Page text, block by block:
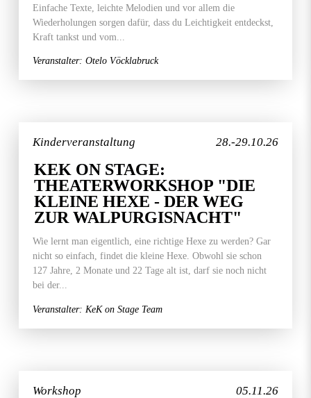
Einfache Texte, leichte Melodien und vor allem die
Wiederholungen sorgen dafür, dass du Leichtigkeit entdeckst,
Kraft tankst und vom...
Veranstalter: Otelo Vöcklabruck
28.-29.10.26
Kinderveranstaltung
KEK ON STAGE:
THEATERWORKSHOP "DIE
KLEINE HEXE - DER WEG
ZUR WALPURGISNACHT"
Wie lernt man eigentlich, eine richtige Hexe zu werden? Gar
nicht so einfach, findet die kleine Hexe. Obwohl sie schon
127 Jahre, 2 Monate und 22 Tage alt ist, darf sie noch nicht
bei der...
Veranstalter: KeK on Stage Team
05.11.26
Workshop